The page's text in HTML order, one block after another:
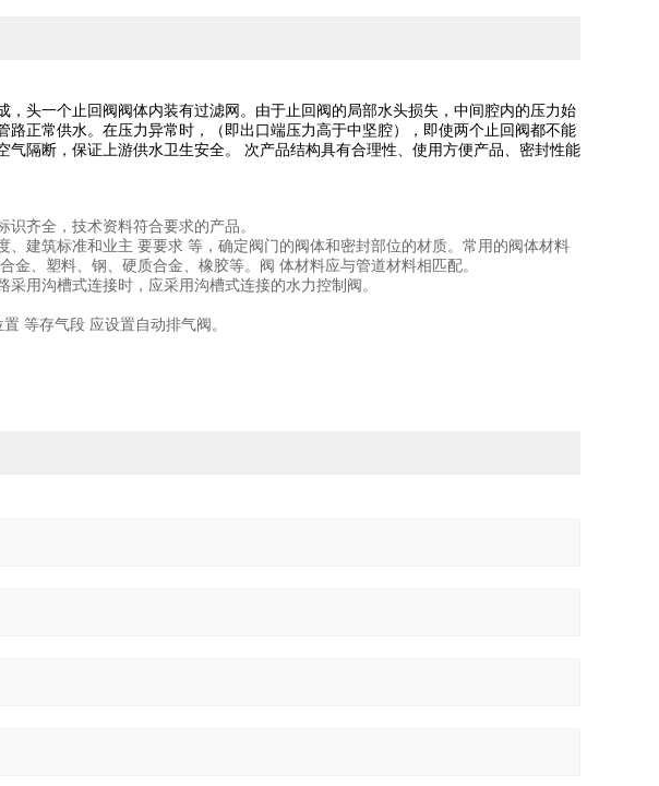
头一个止回阀阀体内装有过滤网。由于止回阀的局部水头损失，中间腔内的压力始
正常供水。在压力异常时，（即出口端压力高于中坚腔），即使两个止回阀都不能
隔断，保证上游供水卫生安全。 次产品结构具有合理性、使用方便产品、密封性能
齐全，技术资料符合要求的产品。
建筑标准和业主 要要求 等，确定阀门的阀体和密封部位的材质。常用的阀体材料
、塑料、钢、硬质合金、橡胶等。阀 体材料应与管道材料相匹配。
用沟槽式连接时，应采用沟槽式连接的水力控制阀。
等存气段 应设置自动排气阀。